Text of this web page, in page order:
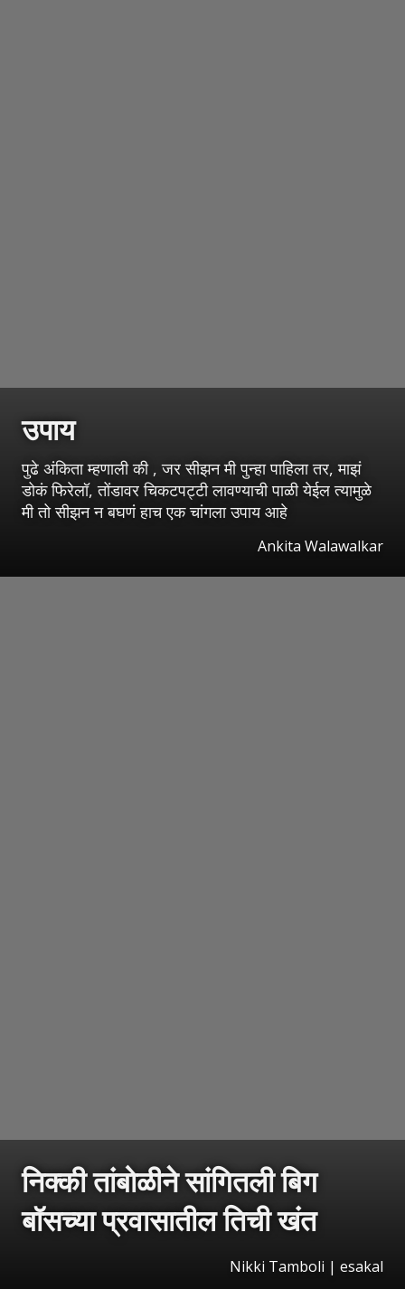
उपाय
पुढे अंकिता म्हणाली की , जर सीझन मी पुन्हा पाहिला तर, माझं
डोकं फिरेलॉ, तोंडावर चिकटपट्टी लावण्याची पाळी येईल त्यामुळे
मी तो सीझन न बघणं हाच एक चांगला उपाय आहे
Ankita Walawalkar
निक्की तांबोळीने सांगितली बिग
बॉसच्या प्रवासातील तिची खंत
Nikki Tamboli | esakal